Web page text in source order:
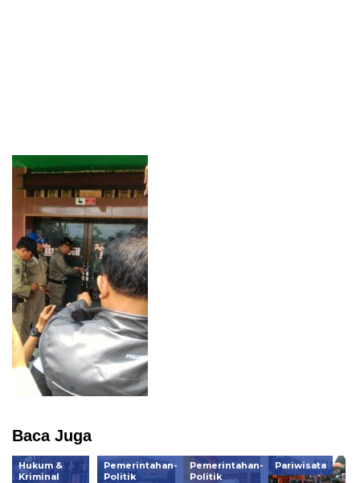
Baca Juga
Hukum &
Kriminal
Pemerintahan-
Politik
Pemerintahan-
Politik
Pariwisata